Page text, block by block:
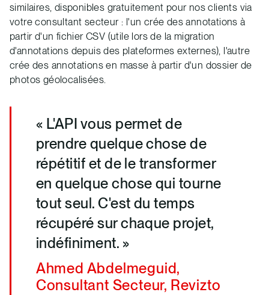
similaires, disponibles gratuitement pour nos clients via
votre consultant secteur : l'un crée des annotations à
partir d'un fichier CSV (utile lors de la migration
d'annotations depuis des plateformes externes), l'autre
crée des annotations en masse à partir d'un dossier de
photos géolocalisées.
« L'API vous permet de
prendre quelque chose de
répétitif et de le transformer
en quelque chose qui tourne
tout seul. C'est du temps
récupéré sur chaque projet,
indéfiniment. »
Ahmed Abdelmeguid,
Consultant Secteur, Revizto